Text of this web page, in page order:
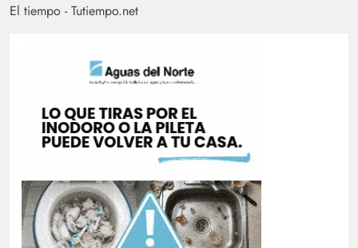
El tiempo - Tutiempo.net